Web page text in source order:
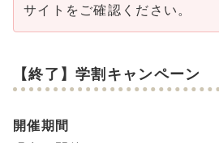
サイトをご確認ください。
【終了】学割キャンペーン
開催期間